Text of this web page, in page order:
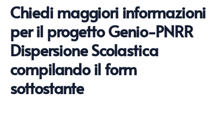
Chiedi maggiori informazioni
per il progetto Genio-PNRR
Dispersione Scolastica
compilando il form
sottostante